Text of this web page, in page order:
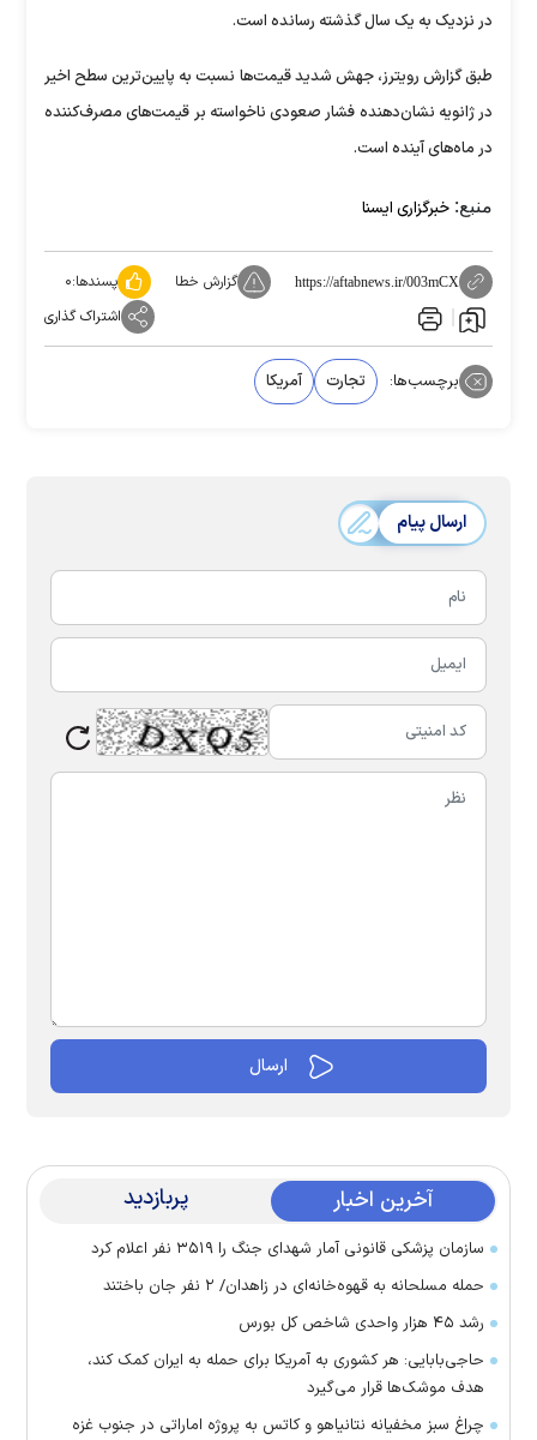
در نزدیک به یک سال گذشته رسانده است.
طبق گزارش رویترز، جهش شدید قیمت‌ها نسبت به پایین‌ترین سطح اخیر
در ژانویه نشان‌دهنده فشار صعودی ناخواسته بر قیمت‌های مصرف‌کننده
در ماه‌های آینده است.
منبع: خبرگزاری ایسنا
https://aftabnews.ir/003mCX گزارش خطا پسندها:۰
اشتراک گذاری
برچسب‌ها: تجارت آمریکا
ارسال پیام
آخرین اخبار پربازدید
سازمان پزشکی قانونی آمار شهدای جنگ را ۳۵۱۹ نفر اعلام کرد
حمله مسلحانه به قهوه‌خانه‌ای در زاهدان/ ۲ نفر جان باختند
رشد ۴۵ هزار واحدی شاخص کل بورس
حاجی‌بابایی: هر کشوری به آمریکا برای حمله به ایران کمک کند،
هدف موشک‌ها قرار می‌گیرد
چراغ سبز مخفیانه نتانیاهو و کاتس به پروژه اماراتی در جنوب غزه